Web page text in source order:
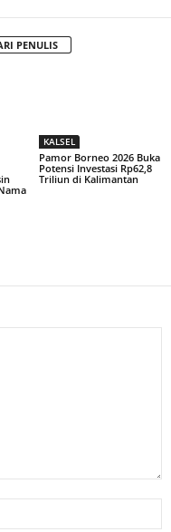
PENULIS
KALSEL
Pamor Borneo 2026 Buka
Potensi Investasi Rp62,8
Triliun di Kalimantan